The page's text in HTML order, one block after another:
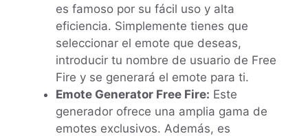
es famoso por su fácil uso y alta
eficiencia. Simplemente tienes que
seleccionar el emote que deseas,
introducir tu nombre de usuario de Free
Fire y se generará el emote para ti.
Emote Generator Free Fire: Este
generador ofrece una amplia gama de
emotes exclusivos. Además, es